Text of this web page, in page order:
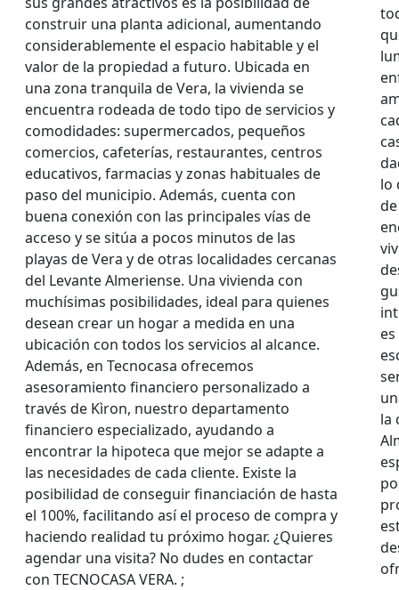
construir una planta adicional, aumentando
considerablemente el espacio habitable y el
valor de la propiedad a futuro. Ubicada en
una zona tranquila de Vera, la vivienda se
encuentra rodeada de todo tipo de servicios y
comodidades: supermercados, pequeños
comercios, cafeterías, restaurantes, centros
educativos, farmacias y zonas habituales de
paso del municipio. Además, cuenta con
buena conexión con las principales vías de
acceso y se sitúa a pocos minutos de las
playas de Vera y de otras localidades cercanas
del Levante Almeriense. Una vivienda con
muchísimas posibilidades, ideal para quienes
desean crear un hogar a medida en una
ubicación con todos los servicios al alcance.
Además, en Tecnocasa ofrecemos
asesoramiento financiero personalizado a
través de Kìron, nuestro departamento
financiero especializado, ayudando a
encontrar la hipoteca que mejor se adapte a
las necesidades de cada cliente. Existe la
posibilidad de conseguir financiación de hasta
el 100%, facilitando así el proceso de compra y
haciendo realidad tu próximo hogar. ¿Quieres
agendar una visita? No dudes en contactar
con TECNOCASA VERA. ;
lo
la